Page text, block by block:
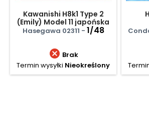
Kawanishi H8k1 Type 2
(Emily) Model 11 japońska
łódź latająca
Hasegawa 02311 - 1/48
 Brak
Termin wysyłki Nieokreślony